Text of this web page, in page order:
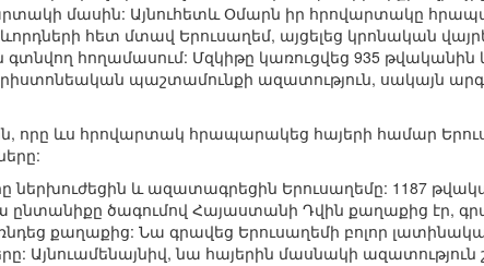
մասին: Այնուհետև Օմարն իր հրովարտակը
հետ մտավ Երուսաղեմ, այցելեց կրոնական
գտնվող հողամասում: Մզկիթը կառուցվեց 935
պաշտամունքի ազատություն, սակայն
որը ևս հրովարտակ հրապարակեց հայերի համար
ներխուժեցին և ազատագրեցին Երուսաղեմը: 1187
ընտանիքը ծագումով Հայաստանի Դվին քաղաքից էր,
քաղաքից: Նա գրավեց Երուսաղեմի բոլոր
Այնուամենայնիվ, նա հայերին մասնակի ազատություն